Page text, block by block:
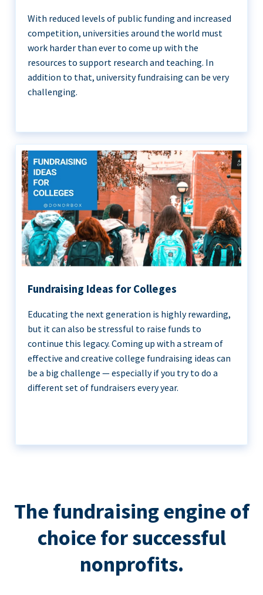
With reduced levels of public funding and increased
competition, universities around the world must
work harder than ever to come up with the
resources to support research and teaching. In
addition to that, university fundraising can be very
challenging.
Fundraising Ideas for Colleges
Educating the next generation is highly rewarding,
but it can also be stressful to raise funds to
continue this legacy. Coming up with a stream of
effective and creative college fundraising ideas can
be a big challenge — especially if you try to do a
different set of fundraisers every year.
The fundraising engine of
choice for successful
nonprofits.